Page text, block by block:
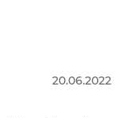
20.06.2022